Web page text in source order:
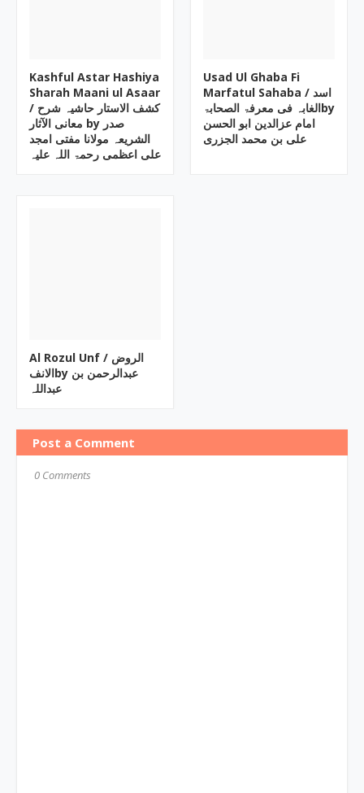
Kashful Astar Hashiya
Sharah Maani ul Asaar
/ کشف الاستار حاشیہ شرح
معانی الآثار by صدر
الشریعہ مولانا مفتی امجد
علی اعظمی رحمۃ اللہ علیہ
Usad Ul Ghaba Fi
Marfatul Sahaba ‎/ اسد
الغابہ فی معرفۃ الصحابۃby
علی بن محمد الجزری
Al Rozul Unf ‎/ الروض
الانفby ‎عبدالرحمن بن
عبداللہ
Post a Comment
0 Comments